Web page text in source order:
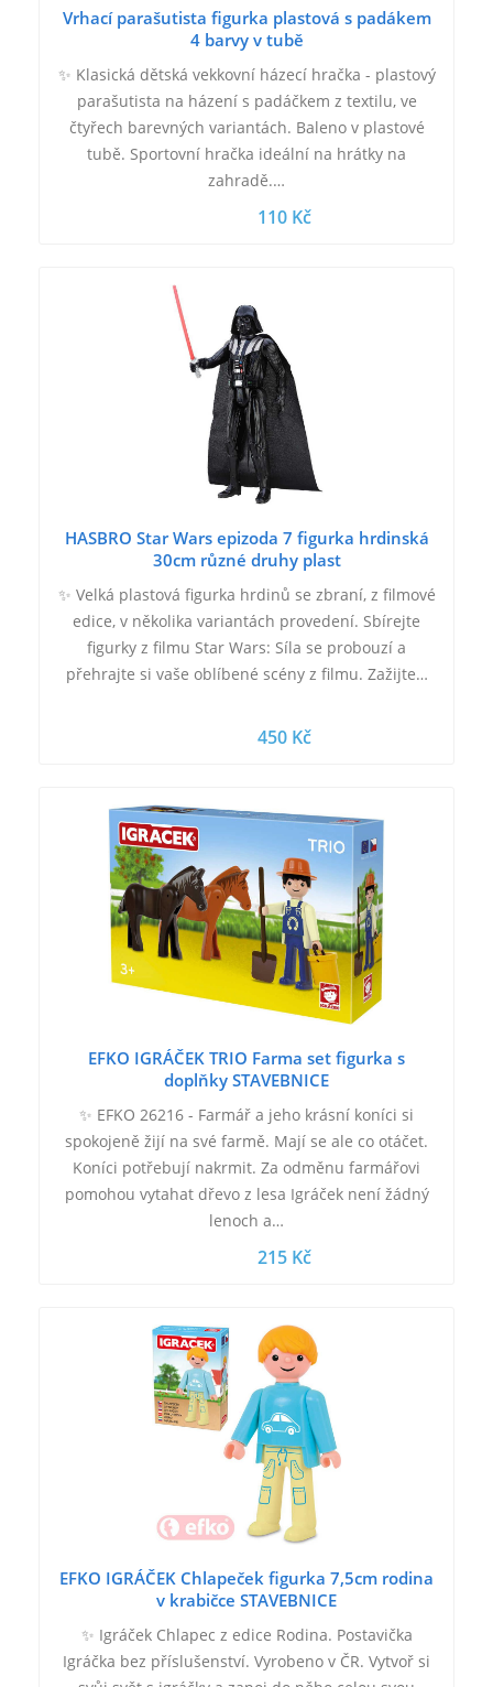
Vrhací parašutista figurka plastová s padákem
4 barvy v tubě
✨ Klasická dětská vekkovní házecí hračka - plastový
parašutista na házení s padáčkem z textilu, ve
čtyřech barevných variantách. Baleno v plastové
tubě. Sportovní hračka ideální na hrátky na
zahradě.…
110 Kč
HASBRO Star Wars epizoda 7 figurka hrdinská
30cm různé druhy plast
✨ Velká plastová figurka hrdinů se zbraní, z filmové
edice, v několika variantách provedení. Sbírejte
figurky z filmu Star Wars: Síla se probouzí a
přehrajte si vaše oblíbené scény z filmu. Zažijte…
450 Kč
EFKO IGRÁČEK TRIO Farma set figurka s
doplňky STAVEBNICE
✨ EFKO 26216 - Farmář a jeho krásní koníci si
spokojeně žijí na své farmě. Mají se ale co otáčet.
Koníci potřebují nakrmit. Za odměnu farmářovi
pomohou vytahat dřevo z lesa Igráček není žádný
lenoch a…
215 Kč
EFKO IGRÁČEK Chlapeček figurka 7,5cm rodina
v krabičce STAVEBNICE
✨ Igráček Chlapec z edice Rodina. Postavička
Igráčka bez příslušenství. Vyrobeno v ČR. Vytvoř si